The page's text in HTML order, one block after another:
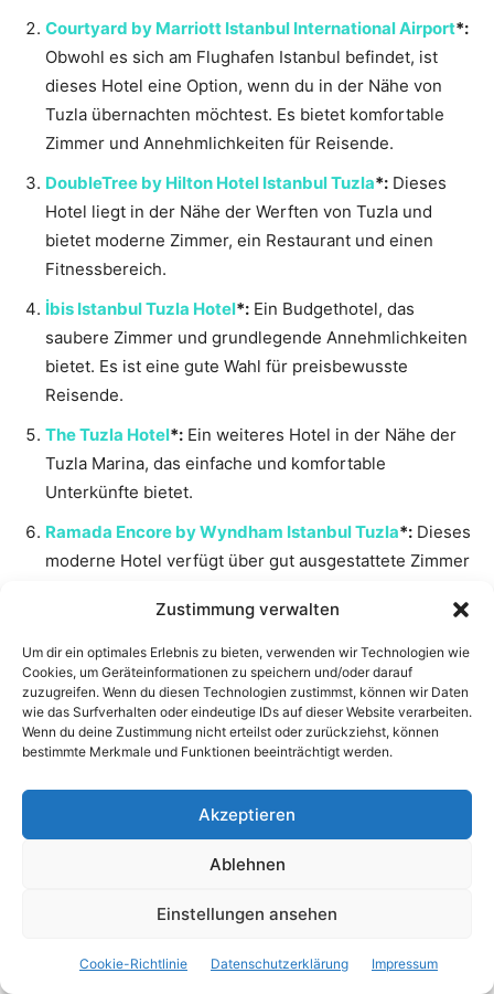
Zustimmung verwalten
Um dir ein optimales Erlebnis zu bieten, verwenden wir Technologien wie
Cookies, um Geräteinformationen zu speichern und/oder darauf
zuzugreifen. Wenn du diesen Technologien zustimmst, können wir Daten
wie das Surfverhalten oder eindeutige IDs auf dieser Website verarbeiten.
Wenn du deine Zustimmung nicht erteilst oder zurückziehst, können
bestimmte Merkmale und Funktionen beeinträchtigt werden.
Akzeptieren
Ablehnen
Einstellungen ansehen
Cookie-Richtlinie Datenschutzerklärung Impressum
Courtyard by Marriott Istanbul International Airport*:
Obwohl es sich am Flughafen Istanbul befindet, ist
dieses Hotel eine Option, wenn du in der Nähe von
Tuzla übernachten möchtest. Es bietet komfortable
Zimmer und Annehmlichkeiten für Reisende.
DoubleTree by Hilton Hotel Istanbul Tuzla*: Dieses
Hotel liegt in der Nähe der Werften von Tuzla und
bietet moderne Zimmer, ein Restaurant und einen
Fitnessbereich.
İbis Istanbul Tuzla Hotel*: Ein Budgethotel, das
saubere Zimmer und grundlegende Annehmlichkeiten
bietet. Es ist eine gute Wahl für preisbewusste
Reisende.
The Tuzla Hotel*: Ein weiteres Hotel in der Nähe der
Tuzla Marina, das einfache und komfortable
Unterkünfte bietet.
Ramada Encore by Wyndham Istanbul Tuzla*: Dieses
moderne Hotel verfügt über gut ausgestattete Zimmer
und Freizeitreisende.
Bitte beachte, dass die Verfügbarkeit von Hotels und die
Preise je nach Jahreszeit und Nachfrage variieren
können. Es ist ratsam, im Voraus zu buchen,
insbesondere in der Hochsaison oder wenn es
besondere Ereignisse in der Gegend gibt. Wenn du mehr
Auswahl an Unterkünften wünschst, kannst du auch die
breitere Palette von Hotels und
Übernachtungsmöglichkeiten bieten.
Tipps für den Besuch von Tuzla